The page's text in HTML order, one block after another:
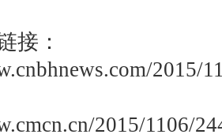
接：
2015/
2015/1106/